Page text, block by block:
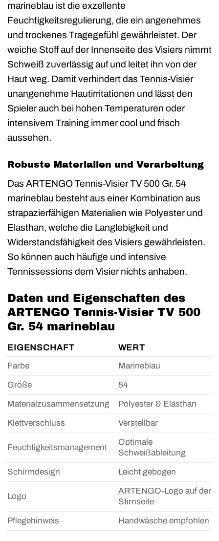
marineblau ist die exzellente
Feuchtigkeitsregulierung, die ein angenehmes
und trockenes Tragegefühl gewährleistet. Der
weiche Stoff auf der Innenseite des Visiers nimmt
Schweiß zuverlässig auf und leitet ihn von der
Haut weg. Damit verhindert das Tennis-Visier
unangenehme Hautirritationen und lässt den
Spieler auch bei hohen Temperaturen oder
intensivem Training immer cool und frisch
aussehen.
Robuste Materialien und Verarbeitung
Das ARTENGO Tennis-Visier TV 500 Gr. 54
marineblau besteht aus einer Kombination aus
strapazierfähigen Materialien wie Polyester und
Elasthan, welche die Langlebigkeit und
Widerstandsfähigkeit des Visiers gewährleisten.
So können auch häufige und intensive
Tennissessions dem Visier nichts anhaben.
Daten und Eigenschaften des
ARTENGO Tennis-Visier TV 500
Gr. 54 marineblau
EIGENSCHAFT
WERT
Farbe
Marineblau
Größe 54
Materialzusammensetzung Polyester & Elasthan
Klettverschluss Verstellbar
Feuchtigkeitsmanagement
Optimale
Schweißableitung
Schirmdesign Leicht gebogen
Logo
ARTENGO-Logo auf der
Stirnseite
Pflegehinweis Handwäsche empfohlen